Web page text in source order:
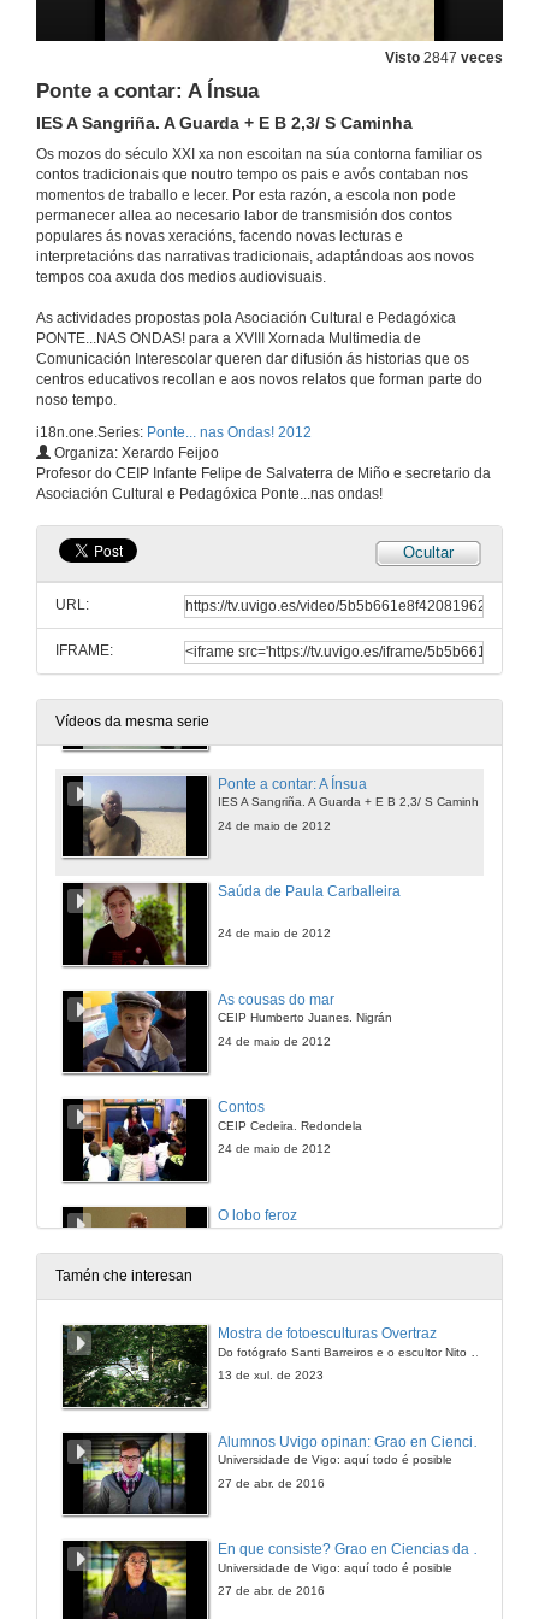
Visto 2847 veces
Ponte a contar: A Ínsua
IES A Sangriña. A Guarda + E B 2,3/ S Caminha
Os mozos do século XXI xa non escoitan na súa contorna familiar os
contos tradicionais que noutro tempo os pais e avós contaban nos
momentos de traballo e lecer. Por esta razón, a escola non pode
permanecer allea ao necesario labor de transmisión dos contos
populares ás novas xeracións, facendo novas lecturas e
interpretacións das narrativas tradicionais, adaptándoas aos novos
tempos coa axuda dos medios audiovisuais.
As actividades propostas pola Asociación Cultural e Pedagóxica
PONTE...NAS ONDAS! para a XVIII Xornada Multimedia de
Comunicación Interescolar queren dar difusión ás historias que os
centros educativos recollan e aos novos relatos que forman parte do
noso tempo.
i18n.one.Series: Ponte... nas Ondas! 2012
Organiza: Xerardo Feijoo
Profesor do CEIP Infante Felipe de Salvaterra de Miño e secretario da
Asociación Cultural e Pedagóxica Ponte...nas ondas!
Ocultar
URL:
IFRAME:
Vídeos da mesma serie
A Herança da Velhinha
O pollino e o cepillo
Conto popular
24 de maio de 2012
Saúda de Celso Sanmartín
24 de maio de 2012
Apoteose da hedra
IES Alexandre Bóveda. Vigo
Teodosio de Oliveira Ledo Boa Vista PB, Brasil
24 de maio de 2012
Contos da nosa bisbarra: Conto 1
IES San Rosendo. Mondoñedo
24 de maio de 2012
Banda Musical de Monção
Ponte a contar: A Ínsua
IES A Sangriña. A Guarda + E B 2,3/ S Caminha
24 de maio de 2012
Saúda de Paula Carballeira
24 de maio de 2012
As cousas do mar
CEIP Humberto Juanes. Nigrán
24 de maio de 2012
Contos
CEIP Cedeira. Redondela
24 de maio de 2012
O lobo feroz
CEIP San Martiño. Salceda
24 de maio de 2012
Universidade do Minho (Braga)
Escola Básica e Secundária de Vila Nova de Cerveira
Tamén che interesan
Mostra de fotoesculturas Overtraz
13 de xul. de 2023
Universidade de Vigo: aquí todo é posible
27 de abr. de 2016
En que consiste? Grao en Ciencias da Linguaxe e Estudos Literarios
Universidade de Vigo: aquí todo é posible
27 de abr. de 2016